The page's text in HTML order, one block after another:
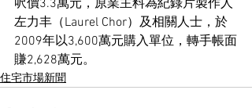
呎價3.3萬元，原業主料為紀錄片製作人
左力丰（Laurel Chor）及相關人士，於
2009年以3,600萬元購入單位，轉手帳面
賺2,628萬元。
住宅市場新聞